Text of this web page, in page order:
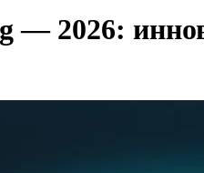
— 2026: